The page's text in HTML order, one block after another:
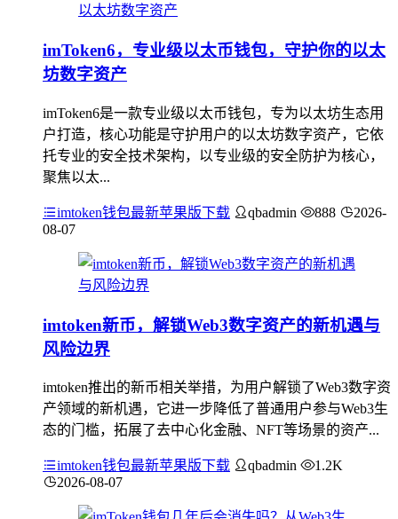
imToken6，专业级以太币钱包，守护你的以太
坊数字资产
imToken6是一款专业级以太币钱包，专为以太坊生态用
户打造，核心功能是守护用户的以太坊数字资产，它依
托专业的安全技术架构，以专业级的安全防护为核心，
聚焦以太...
imtoken钱包最新苹果版下载 qbadmin 888
2026-
08-07
imtoken新币，解锁Web3数字资产的新机遇与
风险边界
imtoken推出的新币相关举措，为用户解锁了Web3数字资
产领域的新机遇，它进一步降低了普通用户参与Web3生
态的门槛，拓展了去中心化金融、NFT等场景的资产...
imtoken钱包最新苹果版下载 qbadmin
1.2K
2026-08-07